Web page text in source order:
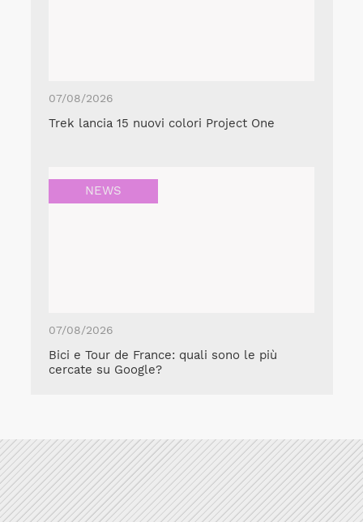
07/08/2026
Trek lancia 15 nuovi colori Project One
NEWS
07/08/2026
Bici e Tour de France: quali sono le più
cercate su Google?